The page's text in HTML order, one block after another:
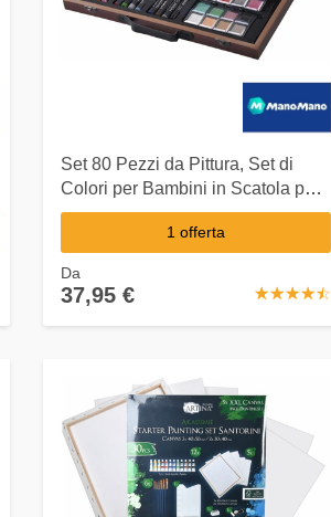
Set 80 Pezzi da Pittura, Set di
Colori per Bambini in Scatola per
Disegnare e Dipingere -
1 offerta
☆☆☆☆☆
★★★★★
Da
37,95 €